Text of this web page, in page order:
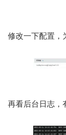
修改一下配置，
再看后台日志，